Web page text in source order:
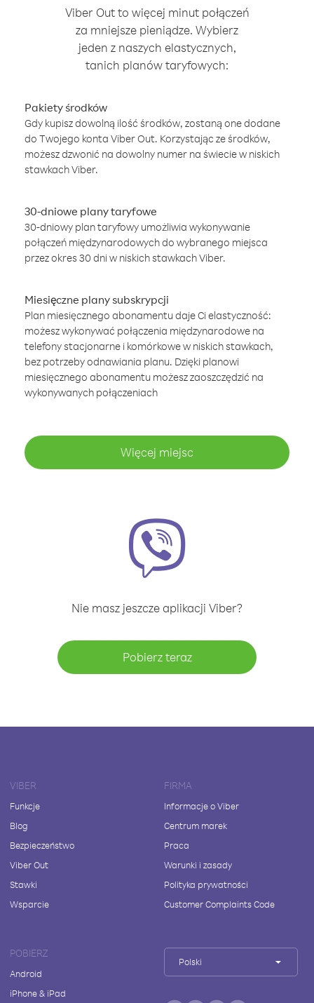
Viber Out to więcej minut połączeń
za mniejsze pieniądze. Wybierz
jeden z naszych elastycznych,
tanich planów taryfowych:
Pakiety środków
Gdy kupisz dowolną ilość środków, zostaną one dodane
do Twojego konta Viber Out. Korzystając ze środków,
możesz dzwonić na dowolny numer na świecie w niskich
stawkach Viber.
30-dniowe plany taryfowe
30-dniowy plan taryfowy umożliwia wykonywanie
połączeń międzynarodowych do wybranego miejsca
przez okres 30 dni w niskich stawkach Viber.
Miesięczne plany subskrypcji
Plan miesięcznego abonamentu daje Ci elastyczność:
możesz wykonywać połączenia międzynarodowe na
telefony stacjonarne i komórkowe w niskich stawkach,
bez potrzeby odnawiania planu. Dzięki planowi
miesięcznego abonamentu możesz zaoszczędzić na
wykonywanych połączeniach
Więcej miejsc
Nie masz jeszcze aplikacji Viber?
Pobierz teraz
VIBER
Funkcje
Blog
Bezpieczeństwo
Viber Out
Stawki
Wsparcie
FIRMA
Informacje o Viber
Centrum marek
Praca
Warunki i zasady
Polityka prywatności
Customer Complaints Code
POBIERZ
Android
iPhone & iPad
Polski